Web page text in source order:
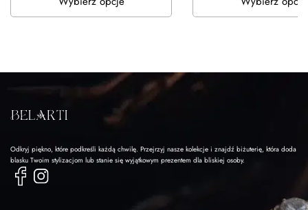
Odkryj piękno, które podkreśli każdą chwilę. Przejrzyj nasze kolekcje i znajdź biżuterię, która doda
blasku Twoim stylizacjom lub stanie się wyjątkowym prezentem dla bliskiej osoby.